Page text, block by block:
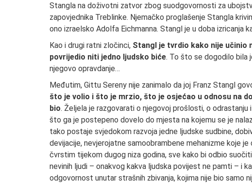
Stangla na doživotni zatvor zbog suodgovornosti za
zapovjednika Treblinke. Njemačko proglašenje Stangla
ono izraelsko Adolfa Eichmanna. Stangl je u doba izricanja
Kao i drugi ratni zločinci, Stangl je tvrdio kako nije učinio
povrijedio niti jedno ljudsko biće. To što se dogodilo bila
njegovo opravdanje…
Međutim, Gittu Sereny nije zanimalo da joj Franz Stangl
što je volio i što je mrzio, što je osjećao u odnosu na
bio. Željela je razgovarati o njegovoj prošlosti, o
što ga je postepeno dovelo do mjesta na kojemu se je
tako postaje svjedokom razvoja jedne ljudske sudbine,
devijacije, nevjerojatne samoobrambene mehanizme koje
čvrstim tijekom dugog niza godina, sve kako bi odbio
nevinih ljudi – onakvog kakva ljudska povijest ne pamti – i
odgovornost unutar strašnih zbivanja, kojima nije bio samo